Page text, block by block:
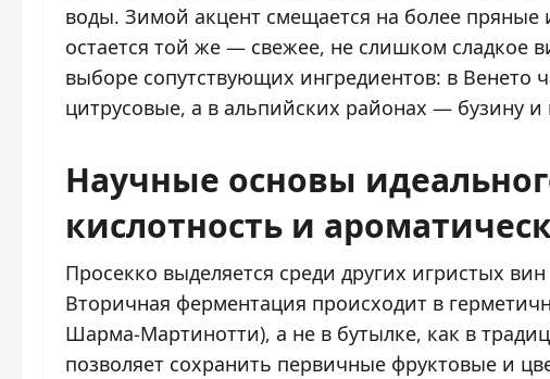
воды. Зимой акцент смещается на более пряные
остается той же — свежее, не слишком сладкое
выборе сопутствующих ингредиентов: в Венето
цитрусовые, а в альпийских районах — бузину и
Научные основы
кислотность и
Просекко выделяется среди других игристых
Вторичная ферментация происходит в
Шарма-Мартинотти), а не в бутылке, как в
позволяет сохранить первичные фруктовые и